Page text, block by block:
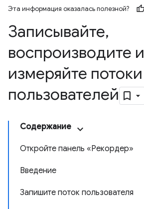
Эта информация оказалась полезной?
Записывайте,
воспроизводите и
измеряйте потоки
пользователей
Содержание
Откройте панель «Рекордер»
Введение
Запишите поток пользователя